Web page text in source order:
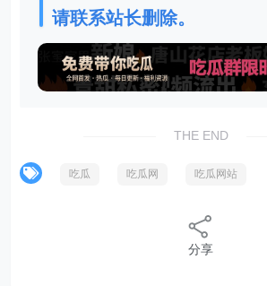
请联系站长删除。
THE END
吃瓜 吃瓜网 吃瓜网站
分享